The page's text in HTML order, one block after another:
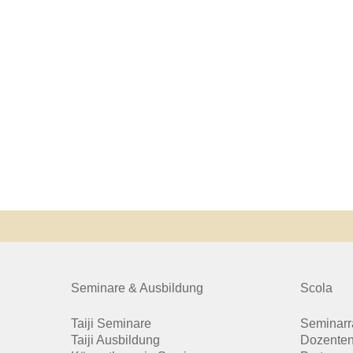
Seminare & Ausbildung
Taiji Seminare
Taiji Ausbildung
Scola